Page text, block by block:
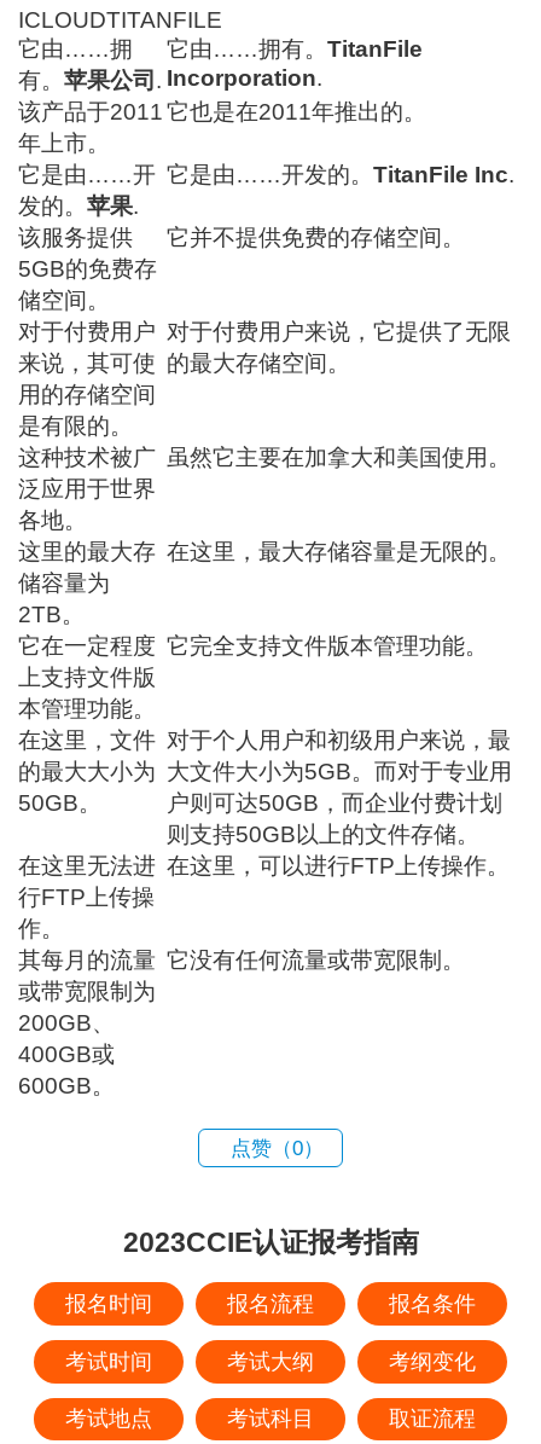
ICLOUDTITANFILE
它由……拥
有。苹果公司 .
它由……拥有。TitanFile
Incorporation.
该产品于2011
年上市。
它也是在2011年推出的。
它是由……开
发的。苹果.
它是由……开发的。TitanFile Inc.
该服务提供
5GB的免费存
储空间。
它并不提供免费的存储空间。
对于付费用户
来说，其可使
用的存储空间
是有限的。
对于付费用户来说，它提供了无限
的最大存储空间。
这种技术被广
泛应用于世界
各地。
虽然它主要在加拿大和美国使用。
这里的最大存
储容量为
2TB。
在这里，最大存储容量是无限的。
它在一定程度
上支持文件版
本管理功能。
它完全支持文件版本管理功能。
在这里，文件
的最大大小为
50GB。
对于个人用户和初级用户来说，最
大文件大小为5GB。而对于专业用
户则可达50GB，而企业付费计划
则支持50GB以上的文件存储。
在这里无法进
行FTP上传操
作。
在这里，可以进行FTP上传操作。
其每月的流量
或带宽限制为
200GB、
400GB或
600GB。
它没有任何流量或带宽限制。
点赞（0）
2023CCIE认证报考指南
报名时间 报名流程 报名条件
考试时间 考试大纲 考纲变化
考试地点 考试科目 取证流程